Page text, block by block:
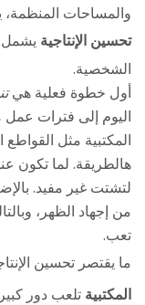
والمساحات المنظمة،
تحسين الإنتاجية يشمل
الشخصية.
أول خطوة فعلية هي
اليوم إلى فترات
المكتبية مثل القواطع
هالطريقة. لما تكون
لتشتت غير مفيد.
من إجهاد الظهر،
تعب.
ما يقتصر تحسين
المكتبية تلعب دور